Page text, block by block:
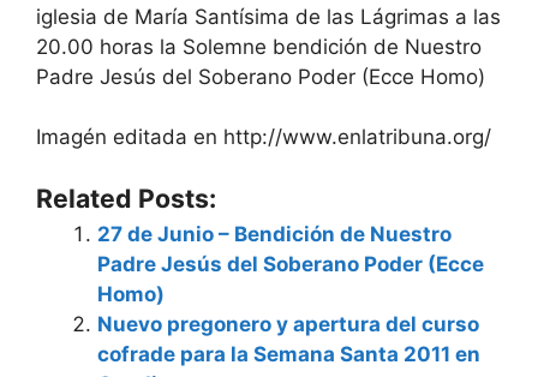
iglesia de María Santísima de las Lágrimas a las
20.00 horas la Solemne bendición de Nuestro
Padre Jesús del Soberano Poder (Ecce Homo)
Imagén editada en http://www.enlatribuna.org/
Related Posts:
27 de Junio – Bendición de Nuestro
Padre Jesús del Soberano Poder (Ecce
Homo)
Nuevo pregonero y apertura del curso
cofrade para la Semana Santa 2011 en